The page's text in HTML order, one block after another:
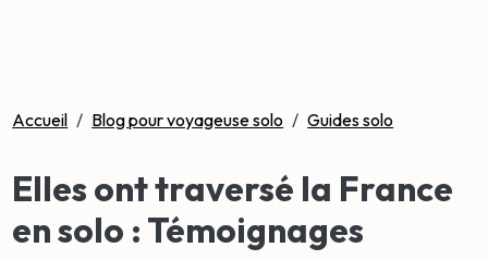
Accueil / Blog pour voyageuse solo / Guides solo
Elles ont traversé la France
en solo : Témoignages